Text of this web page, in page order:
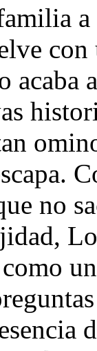
acaba
no